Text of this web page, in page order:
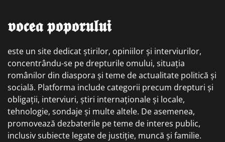
𝖛𝖔𝖈𝖊𝖆 𝖕𝖔𝖕𝖔𝖗𝖚𝖑𝖚𝖎
este un site dedicat știrilor, opiniilor și interviurilor,
concentrându-se pe drepturile omului, situația
românilor din diaspora și teme de actualitate politică și
socială. Platforma include categorii precum drepturi și
obligații, interviuri, știri internaționale și locale,
tehnologie, sondaje și multe altele. De asemenea,
promovează dezbaterile pe teme de interes public,
inclusiv subiecte legate de justiție, muncă și familie.